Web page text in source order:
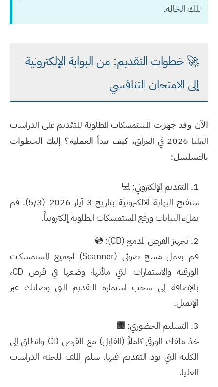
تلك الحالة.
🚀 خطوات التقديم: من البوابة الإلكترونية
إلى الامتحان التنافسي
الآن وقد جهزت المستمسكات المطلوبة للتقديم على الدراسات
العليا 2026 في العراق
، كيف تبدأ العملية؟ إليك الخطوات
بالتسلسل:
التقديم الإلكتروني:💻
ستفتح البوابة الإلكترونية بتاريخ 3 آيار 2026 (5/3)
. قم
بملء البيانات ورفع المستمسكات المطلوبة إلكترونياً.
تجهيز القرص المدمج (CD):
💿
قم بعمل مسح ضوئي (Scanner) لجميع المستمسكات
الورقية والاستمارات التي ملأتها، وضعها في قرص CD،
بالإضافة إلى سحب استمارة التقديم التي وصلتك عبر
الإيميل.
التسليم الحضوري: 🏢
خذ ملفك الورقي كاملاً (الفايل) مع القرص CD وانطلق إلى
الكلية التي تود التقديم فيها. سلم الملف للجنة الدراسات
العليا.